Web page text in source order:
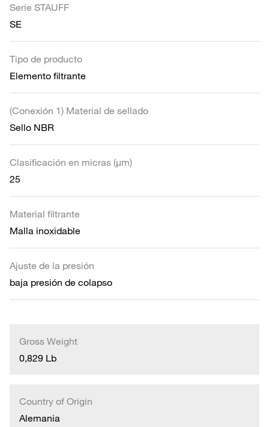
Serie STAUFF
SE
Tipo de producto
Elemento filtrante
(Conexión 1) Material de sellado
Sello NBR
Clasificación en micras (µm)
25
Material filtrante
Malla inoxidable
Ajuste de la presión
baja presión de colapso
Gross Weight
0,829 Lb
Country of Origin
Alemania